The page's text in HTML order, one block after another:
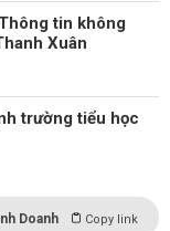
tin không
Xuân
trường tiểu học
Doanh Copy link